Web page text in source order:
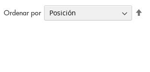
Ordenar por